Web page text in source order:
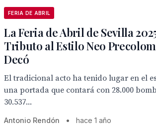
FERIA DE ABRIL
La Feria de Abril de Sevilla
Tributo al Estilo Neo
Decó
El tradicional acto ha tenido lugar en el
una portada que contará con 28.000
30.537...
Antonio Rendón • hace 1 año